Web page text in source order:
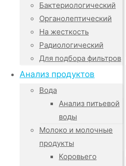
Бактериологический
Органолептический
На жесткость
Радиологический
Для подбора фильтров
Анализ продуктов
Вода
Анализ питьевой
воды
Молоко и молочные
продукты
Коровьего